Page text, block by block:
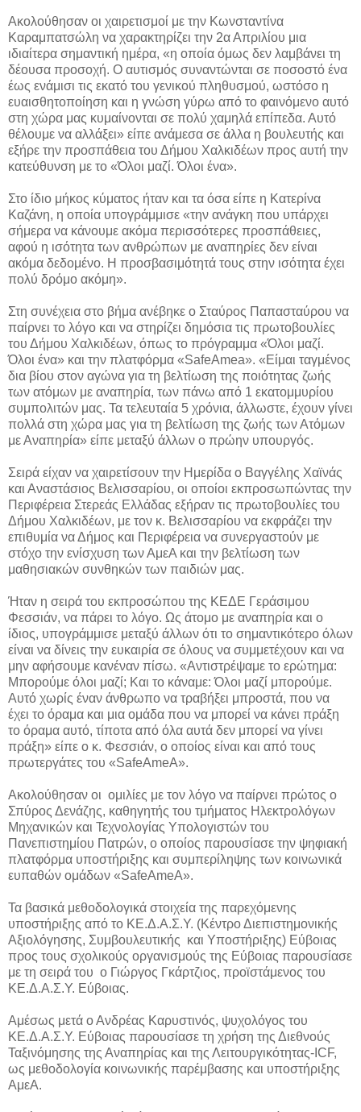
Ακολούθησαν οι χαιρετισμοί με την Κωνσταντίνα
Καραμπατσώλη να χαρακτηρίζει την 2α Απριλίου μια
ιδιαίτερα σημαντική ημέρα, «η οποία όμως δεν λαμβάνει τη
δέουσα προσοχή. Ο αυτισμός συναντώνται σε ποσοστό ένα
έως ενάμισι τις εκατό του γενικού πληθυσμού, ωστόσο η
ευαισθητοποίηση και η γνώση γύρω από το φαινόμενο αυτό
στη χώρα μας κυμαίνονται σε πολύ χαμηλά επίπεδα. Αυτό
θέλουμε να αλλάξει» είπε ανάμεσα σε άλλα η βουλευτής και
εξήρε την προσπάθεια του Δήμου Χαλκιδέων προς αυτή την
κατεύθυνση με το «Όλοι μαζί. Όλοι ένα».
Στο ίδιο μήκος κύματος ήταν και τα όσα είπε η Κατερίνα
Καζάνη, η οποία υπογράμμισε «την ανάγκη που υπάρχει
σήμερα να κάνουμε ακόμα περισσότερες προσπάθειες,
αφού η ισότητα των ανθρώπων με αναπηρίες δεν είναι
ακόμα δεδομένο. Η προσβασιμότητά τους στην ισότητα έχει
πολύ δρόμο ακόμη».
Στη συνέχεια στο βήμα ανέβηκε ο Σταύρος Παπασταύρου να
παίρνει το λόγο και να στηρίζει δημόσια τις πρωτοβουλίες
του Δήμου Χαλκιδέων, όπως το πρόγραμμα «Όλοι μαζί.
Όλοι ένα» και την πλατφόρμα «SafeAmea». «Είμαι ταγμένος
δια βίου στον αγώνα για τη βελτίωση της ποιότητας ζωής
των ατόμων με αναπηρία, των πάνω από 1 εκατομμυρίου
συμπολιτών μας. Τα τελευταία 5 χρόνια, άλλωστε, έχουν γίνει
πολλά στη χώρα μας για τη βελτίωση της ζωής των Ατόμων
με Αναπηρία» είπε μεταξύ άλλων ο πρώην υπουργός.
Σειρά είχαν να χαιρετίσουν την Ημερίδα ο Βαγγέλης Χαϊνάς
και Αναστάσιος Βελισσαρίου, οι οποίοι εκπροσωπώντας την
Περιφέρεια Στερεάς Ελλάδας εξήραν τις πρωτοβουλίες του
Δήμου Χαλκιδέων, με τον κ. Βελισσαρίου να εκφράζει την
επιθυμία να Δήμος και Περιφέρεια να συνεργαστούν με
στόχο την ενίσχυση των ΑμεΑ και την βελτίωση των
μαθησιακών συνθηκών των παιδιών μας.
Ήταν η σειρά του εκπροσώπου της ΚΕΔΕ Γεράσιμου
Φεσσιάν, να πάρει το λόγο. Ως άτομο με αναπηρία και ο
ίδιος, υπογράμμισε μεταξύ άλλων ότι το σημαντικότερο όλων
είναι να δίνεις την ευκαιρία σε όλους να συμμετέχουν και να
μην αφήσουμε κανέναν πίσω. «Αντιστρέψαμε το ερώτημα:
Μπορούμε όλοι μαζί; Και το κάναμε: Όλοι μαζί μπορούμε.
Αυτό χωρίς έναν άνθρωπο να τραβήξει μπροστά, που να
έχει το όραμα και μια ομάδα που να μπορεί να κάνει πράξη
το όραμα αυτό, τίποτα από όλα αυτά δεν μπορεί να γίνει
πράξη» είπε ο κ. Φεσσιάν, ο οποίος είναι και από τους
πρωτεργάτες του «SafeAmeA».
Ακολούθησαν οι ομιλίες με τον λόγο να παίρνει πρώτος ο
Σπύρος Δενάζης, καθηγητής του τμήματος Ηλεκτρολόγων
Μηχανικών και Τεχνολογίας Υπολογιστών του
Πανεπιστημίου Πατρών, ο οποίος παρουσίασε την ψηφιακή
πλατφόρμα υποστήριξης και συμπερίληψης των κοινωνικά
ευπαθών ομάδων «SafeAmeA».
Τα βασικά μεθοδολογικά στοιχεία της παρεχόμενης
υποστήριξης από το ΚΕ.Δ.Α.Σ.Υ. (Κέντρο Διεπιστημονικής
Αξιολόγησης, Συμβουλευτικής και Υποστήριξης) Εύβοιας
προς τους σχολικούς οργανισμούς της Εύβοιας παρουσίασε
με τη σειρά του ο Γιώργος Γκάρτζιος, προϊστάμενος του
ΚΕ.Δ.Α.Σ.Υ. Εύβοιας.
Αμέσως μετά ο Ανδρέας Καρυστινός, ψυχολόγος του
ΚΕ.Δ.Α.Σ.Υ. Εύβοιας παρουσίασε τη χρήση της Διεθνούς
Ταξινόμησης της Αναπηρίας και της Λειτουργικότητας-ICF,
ως μεθοδολογία κοινωνικής παρέμβασης και υποστήριξης
ΑμεΑ.